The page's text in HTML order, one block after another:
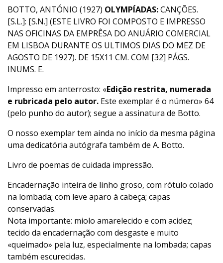
BOTTO, ANTÓNIO (1927) OLYMPÍADAS:CANÇÕES.
[S.L.]: [S.N.] (ESTE LIVRO FOI COMPOSTO E IMPRESSO
NAS OFICINAS DA EMPRÊSA DO ANUÁRIO COMERCIAL
EM LISBOA DURANTE OS ULTIMOS DIAS DO MEZ DE
AGOSTO DE 1927). DE 15X11 CM. COM [32] PÁGS.
INUMS. E.
Impresso em anterrosto: «Edição restrita, numerada
e rubricada pelo autor. Este exemplar é o número» 64
(pelo punho do autor); segue a assinatura de Botto.
O nosso exemplar tem ainda no início da mesma página
uma dedicatória autógrafa também de A. Botto.
Livro de poemas de cuidada impressão.
Encadernação inteira de linho groso, com rótulo colado
na lombada; com leve aparo à cabeça; capas
conservadas.
Nota importante: miolo amarelecido e com acidez;
tecido da encadernação com desgaste e muito
«queimado» pela luz, especialmente na lombada; capas
também escurecidas.